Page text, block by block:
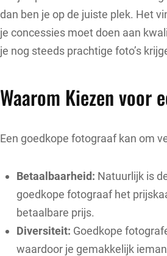
dan ben je op de juiste plek. Het
je concessies moet doen aan
je nog steeds prachtige foto’s
Waarom Kiezen voor
Een goedkope fotograaf kan om
Betaalbaarheid: Natuurlijk is
goedkope fotograaf het
betaalbare prijs.
Diversiteit: Goedkope
waardoor je gemakkelijk